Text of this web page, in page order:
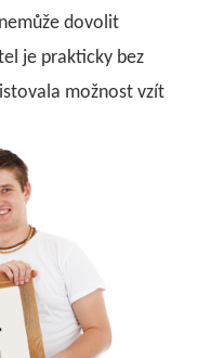
dovolit
je prakticky bez
možnost vzít